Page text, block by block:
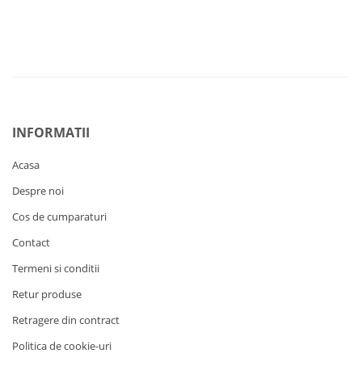
INFORMATII
Acasa
Despre noi
Cos de cumparaturi
Contact
Termeni si conditii
Retur produse
Retragere din contract
Politica de cookie-uri